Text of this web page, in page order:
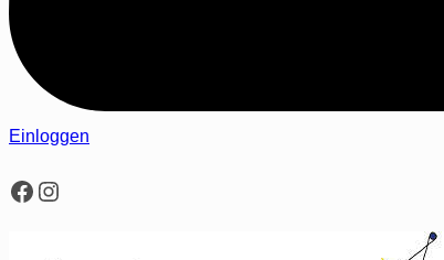
Einloggen
Facebook
Instagram